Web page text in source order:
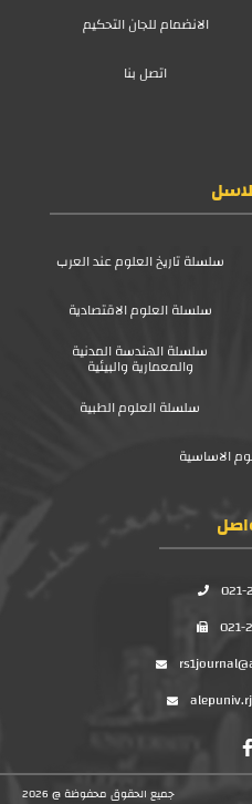
الانضمام للجان التحكيم
اتصل بنا
سلسلة تاريخ العلوم عند العرب
سلسلة العلوم الاقتصادية
سلسلة الهندسة المدنية
والمعمارية والبيئية
سلسلة العلوم الطبية
الاساسية
021-
021-
جميع الحقوق محفوظة @ 2026